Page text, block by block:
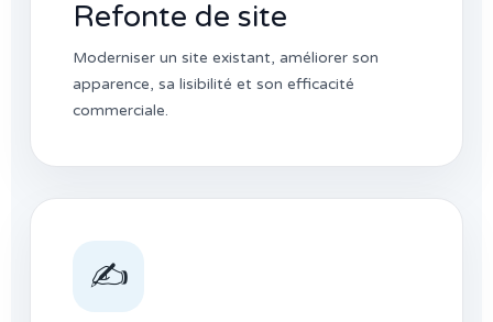
Refonte de site
Moderniser un site existant, améliorer son
apparence, sa lisibilité et son efficacité
commerciale.
✍️